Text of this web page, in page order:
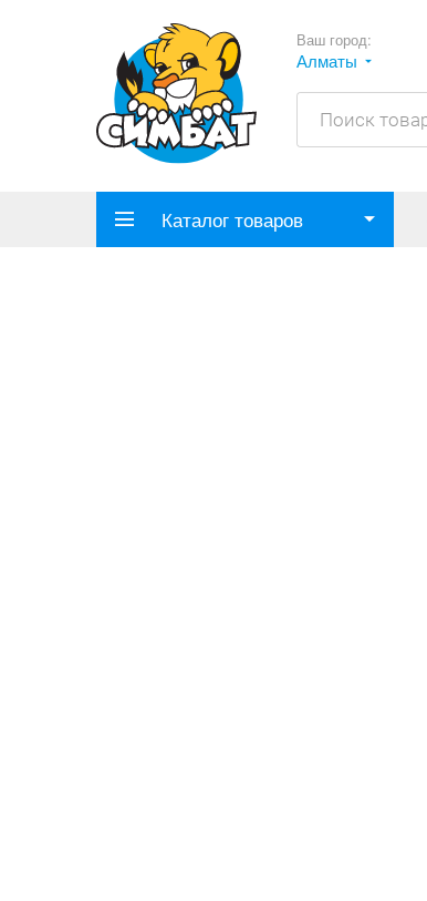
Ваш город:
Алматы
Каталог товаров